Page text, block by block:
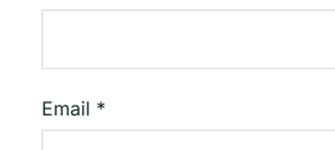
Email *